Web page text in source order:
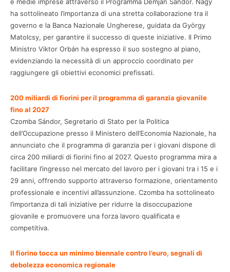
ha sottolineato l’importanza di una stretta collaborazione tra il
governo e la Banca Nazionale Ungherese, guidata da György
Matolcsy, per garantire il successo di queste iniziative. Il Primo
Ministro Viktor Orbán ha espresso il suo sostegno al piano,
evidenziando la necessità di un approccio coordinato per
raggiungere gli obiettivi economici prefissati.
200 miliardi di fiorini per il programma di garanzia giovanile
fino al 2027
Czomba Sándor, Segretario di Stato per la Politica
dell’Occupazione presso il Ministero dell’Economia Nazionale, ha
annunciato che il programma di garanzia per i giovani dispone di
circa 200 miliardi di fiorini fino al 2027. Questo programma mira a
facilitare l’ingresso nel mercato del lavoro per i giovani tra i 15 e i
29 anni, offrendo supporto attraverso formazione, orientamento
professionale e incentivi all’assunzione. Czomba ha sottolineato
l’importanza di tali iniziative per ridurre la disoccupazione
giovanile e promuovere una forza lavoro qualificata e
competitiva.
Il fiorino tocca un minimo biennale contro l’euro, segnali di
debolezza economica regionale